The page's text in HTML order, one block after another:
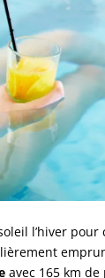
l’hiver
avec 165 km